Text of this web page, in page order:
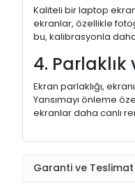
Kaliteli bir laptop
ekranlar, özellikle
bu, kalibrasyonla
4. Parlaklık
Ekran parlaklığı,
Yansımayı önleme
ekranlar daha canlı
Garanti ve Teslimat